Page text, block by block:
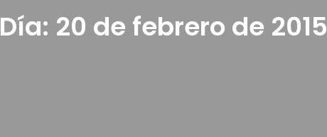
Día: 20 de febrero de 2015